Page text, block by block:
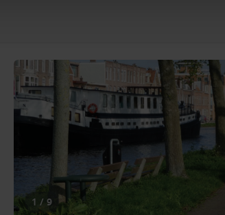
1 / 9